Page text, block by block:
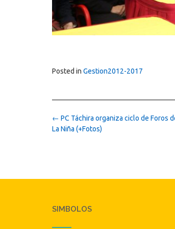
Posted in Gestion2012-2017
Post
navigation
← PC Táchira organiza ciclo de Foros
La Niña (+Fotos)
SIMBOLOS